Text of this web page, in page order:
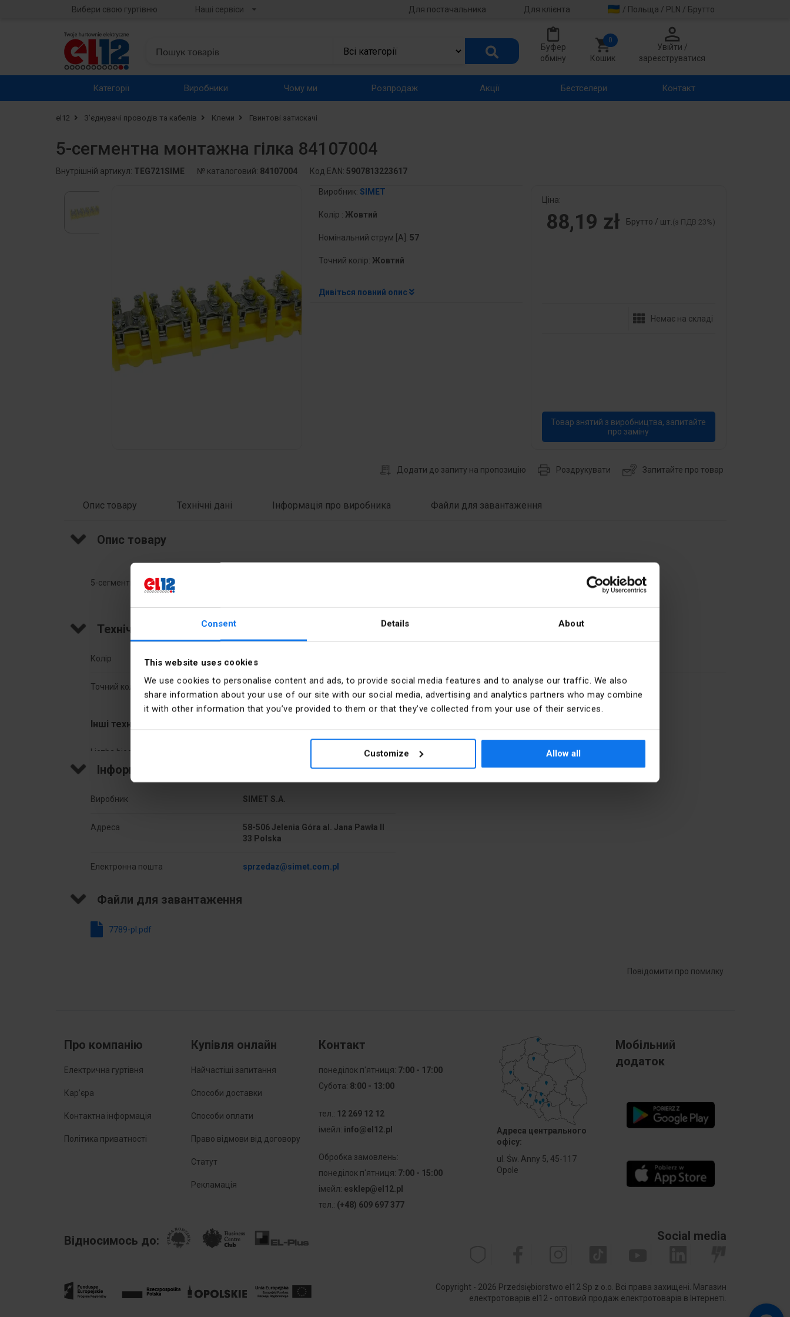
Consent Details About
This website uses cookies
We use cookies to personalise content and ads, to provide social media features and to analyse our traffic. We also
share information about your use of our site with our social media, advertising and analytics partners who may combine
it with other information that you’ve provided to them or that they’ve collected from your use of their services.
Customize Allow all
Вибери свою гуртівню Наші сервіси Для постачальника Для клієнта / Польща / PLN / Брутто
Буфер
обміну
Кошик
0
Увійти /
зареєструватися
Категорії Виробники Чому ми Розпродаж Акції Бестселери Контакт
el12 З’єднувачі проводів та кабелів Клеми Гвинтові затискачі
5-сегментна монтажна гілка 84107004
Внутрішній артикул: TEG721SIME № каталоговий: 84107004 Код EAN: 5907813223617
Виробник: SIMET
Колір : Жовтий
Номінальний струм [A]: 57
Точний колір: Жовтий
Дивіться повний опис
Ціна:
88,19 zł Брутто / шт. (з ПДВ 23%)
Немає на складі
Товар знятий з виробництва, запитайте
про заміну
Додати до запиту на пропозицію Роздрукувати Запитайте про товар
Опис товару Технічні дані Інформація про виробника Файли для завантаження
Опис товару
5-сегментна монтажна гілка (затискач: 5x25мм2-5x4x10мм2)
Технічні дані
Колір Жовтий
Точний колір Жовтий PKWIU 27.33.13.0
Інші технічні дані
Liczba biegunów
Liczba podłączeń 10 mm² 20
51 mm
Głębokość 146 mm
Typ połączenia Śrubowy
Liczba podłączeń 25 mm² 5
Інформація про виробника
Виробник SIMET S.A.
Адреса
58-506 Jelenia Góra al. Jana Pawła II
33 Polska
Електронна пошта sprzedaz@simet.com.pl
Файли для завантаження
7789-pl.pdf
Повідомити про помилку
Про компанію
Електрична гуртівня
Кар’єра
Контактна інформація
Політика приватності
Купівля онлайн
Найчастіші запитання
Способи доставки
Способи оплати
Право відмови від договору
Статут
Рекламація
Контакт
понеділок п'ятниця: 7:00 - 17:00
Субота: 8:00 - 13:00
тел.: 12 269 12 12
iмейл: info@el12.pl
Обробка замовлень:
понеділок п'ятниця: 7:00 - 15:00
iмейл: esklep@el12.pl
тел.: (+48) 609 697 377
Адреса центрального
офісу:
ul. Św. Anny 5, 45-117
Opole
Мобільний
додаток
Відносимось до: Social media
Copyright - 2026 Przedsiębiorstwo el12 Sp z o.o. Всі права захищені. Магазин
електротоварів el12 - оптовий продаж електротоварів в Інтернеті.